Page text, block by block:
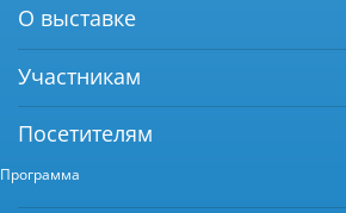
О выставке
Участникам
Посетителям
Программа